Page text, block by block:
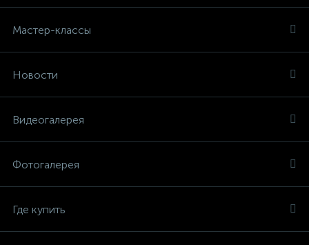
Мастер-классы
Новости
Видеогалерея
Фотогалерея
Где купить